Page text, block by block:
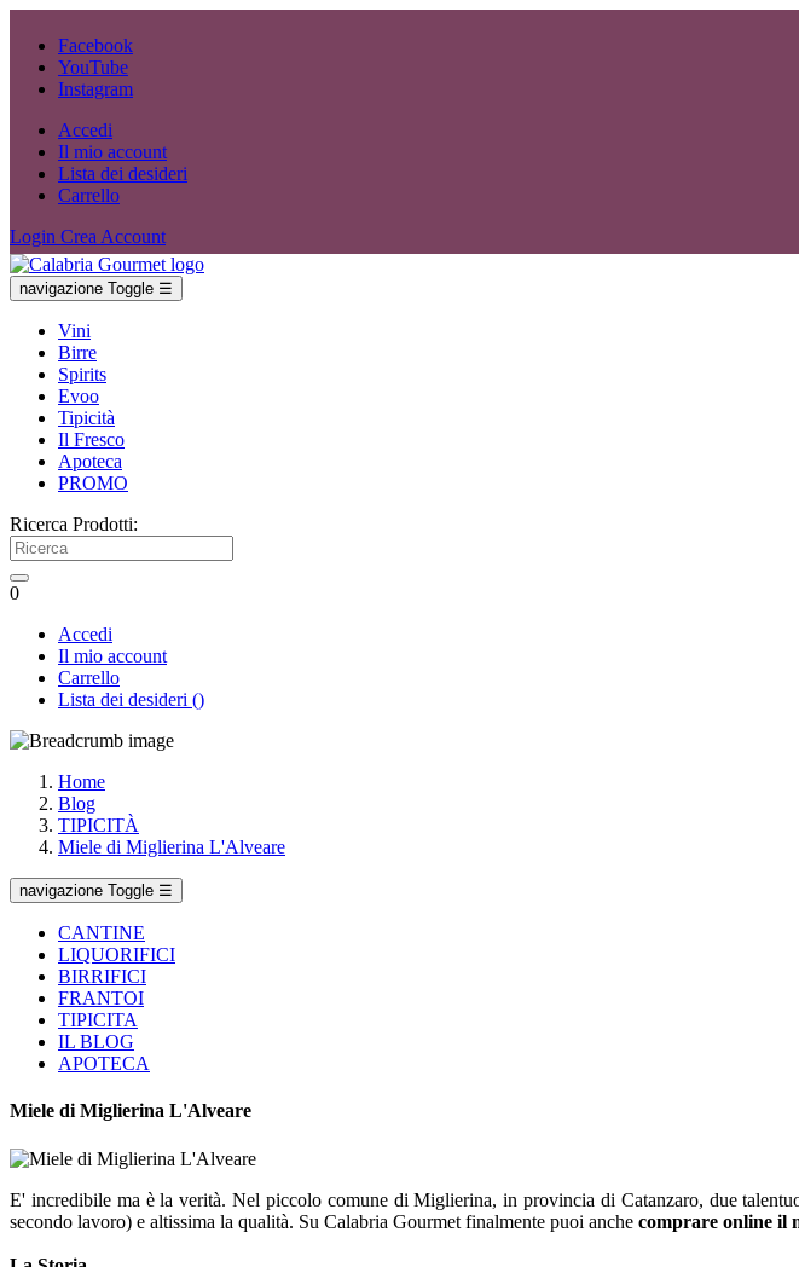
Facebook
YouTube
Instagram
Accedi
Il mio account
Lista dei desideri
Carrello
Login Crea Account
navigazione Toggle ☰
Vini
Birre
Spirits
Evoo
Tipicità
Il Fresco
Apoteca
PROMO
Ricerca Prodotti:
0
Accedi
Il mio account
Carrello
Lista dei desideri ()
Home
Blog
TIPICITÀ
Miele di Miglierina L'Alveare
navigazione Toggle ☰
CANTINE
LIQUORIFICI
BIRRIFICI
FRANTOI
TIPICITA
IL BLOG
APOTECA
Miele di Miglierina L'Alveare
E' incredibile ma è la verità. Nel piccolo comune di Miglierina, in provincia di Catanzaro, due
secondo lavoro) e altissima la qualità. Su Calabria Gourmet finalmente puoi anche comprare online il